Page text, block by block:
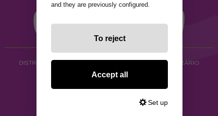
DISTRIBUIÇÃO DE ALIMENTOS ORGÂNICOS E HERBORÁRIO
Copyright © 2026 ·www.ecocash.pt
and they are previously configured.
To reject
Accept all
Set up